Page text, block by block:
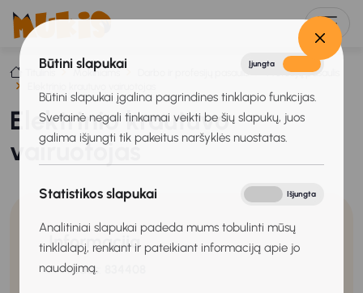
Būtini slapukai Įjungta
Būtini slapukai įgalina pagrindines tinklapio funkcijas.
Svetainė negali tinkamai veikti be šių slapukų, juos
galima išjungti tik pakeitus naršyklės nuostatas.
Statistikos slapukai Išjungta
Analitiniai slapukai padeda mums tobulinti mūsų
tinklalapį, renkant ir pateikiant informaciją apie jo
naudojimą.
Titulinis Mokiniams
Profesijų pasaulis
Elektrinio krautuvo
vairuotojas
Informacija
Kodas: